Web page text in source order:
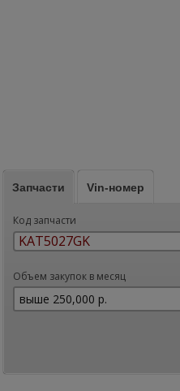
Запчасти Vin-номер
Код запчасти
Объем закупок в месяц